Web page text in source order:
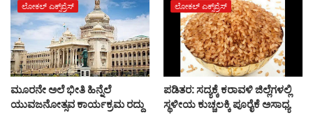
ಲೋಕಲ್ ಎಕ್ಸ್‌ಪ್ರೆಸ್‌
ಮೂರನೇ ಅಲೆ ಭೀತಿ ಹಿನ್ನೆಲೆ
ಯುವಜನೋತ್ಸವ ಕಾರ್ಯಕ್ರಮ ರದ್ದು
ಲೋಕಲ್ ಎಕ್ಸ್‌ಪ್ರೆಸ್‌
ಪಡಿತರ: ಸದ್ಯಕ್ಕೆ ಕರಾವಳಿ ಜಿಲ್ಲೆಗಳಲ್ಲಿ
ಸ್ಥಳೀಯ ಕುಚ್ಚಲಕ್ಕಿ ಪೂರೈಕೆ ಅಸಾಧ್ಯ